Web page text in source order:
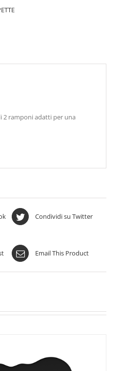
2 ramponi adatti per una
Condividi su Twitter
Email This Product